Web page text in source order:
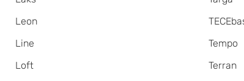
Leon
Line
Loft
Tempo
Terran